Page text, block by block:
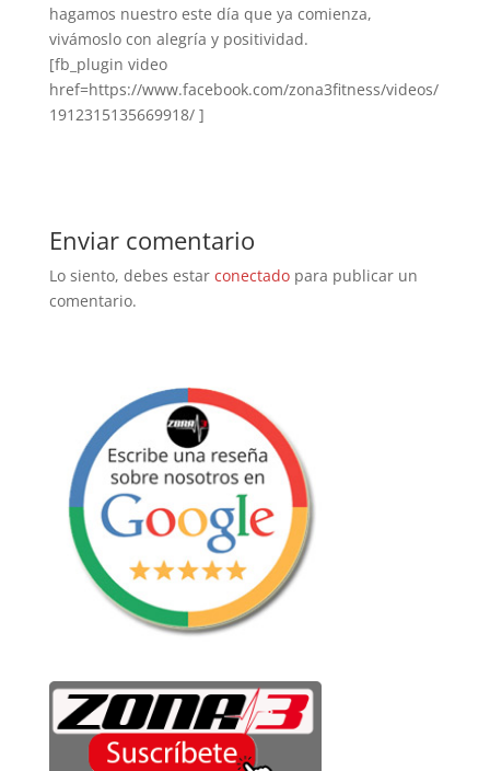
hagamos nuestro este día que ya comienza,
vivámoslo con alegría y positividad.
[fb_plugin video
href=https://www.facebook.com/zona3fitness/videos/
1912315135669918/ ]
Enviar comentario
Lo siento, debes estar conectadopara publicar un
comentario.